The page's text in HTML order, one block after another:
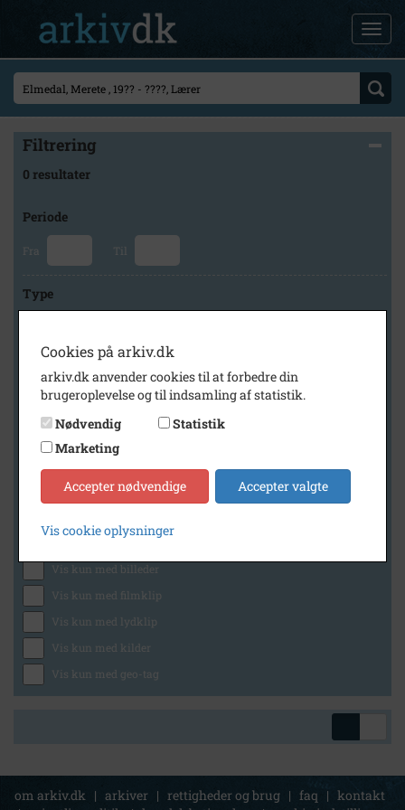
Filtrering
0 resultater
Periode
Fra Til
Type
Arkiv
Holbæk Stadsarkiv
Generelt
Vis kun med billeder
Vis kun med filmklip
Vis kun med lydklip
Vis kun med kilder
Vis kun med geo-tag
om arkiv.dk | arkiver | rettigheder og brug | faq | kontakt
Cookies på arkiv.dk
arkiv.dk anvender cookies til at forbedre din
brugeroplevelse og til indsamling af statistik.
Nødvendig
Statistik
Marketing
Accepter nødvendige Accepter valgte
Vis cookie oplysninger